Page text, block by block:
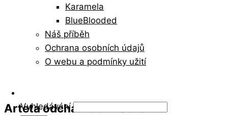
Karamela
BlueBlooded
Náš příběh
Ochrana osobních údajů
O webu a podmínky užití
Vyhledávání
Arteta odchází do Arsenalu